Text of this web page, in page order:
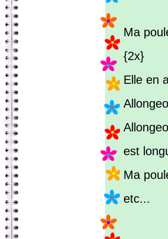
Ma
{2x}
Elle en
est
Ma
etc...